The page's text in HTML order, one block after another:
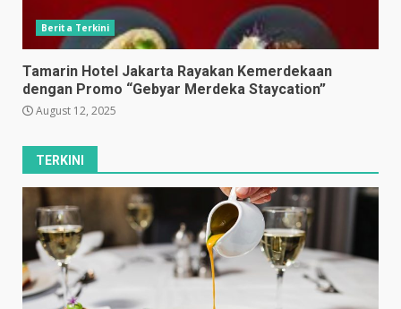
Berita Terkini
Tamarin Hotel Jakarta Rayakan Kemerdekaan
dengan Promo “Gebyar Merdeka Staycation”
August 12, 2025
TERKINI